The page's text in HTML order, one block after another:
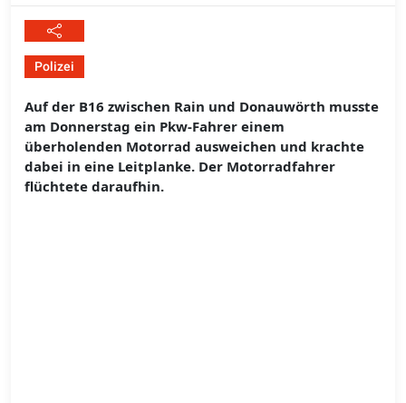
Polizei
Auf der B16 zwischen Rain und Donauwörth musste
am Donnerstag ein Pkw-Fahrer einem
überholenden Motorrad ausweichen und krachte
dabei in eine Leitplanke. Der Motorradfahrer
flüchtete daraufhin.